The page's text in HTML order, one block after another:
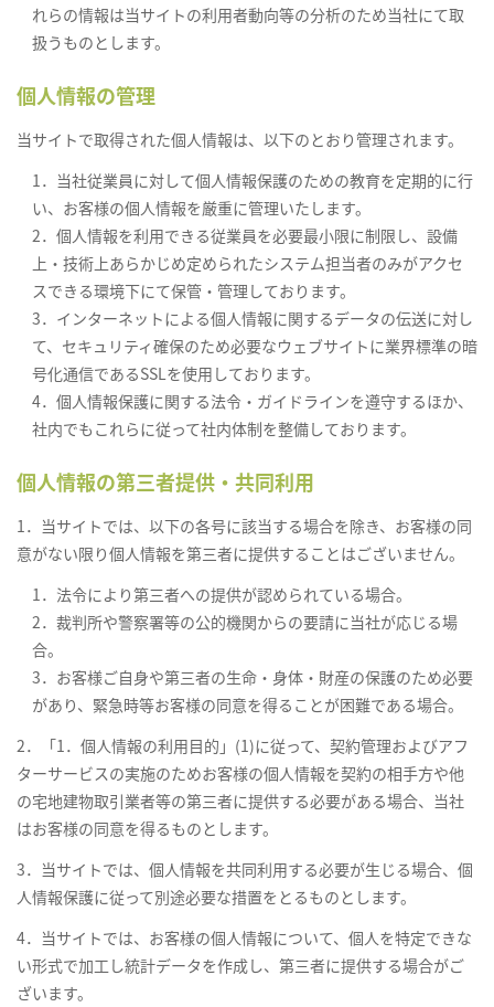
れらの情報は当サイトの利用者動向等の分析のため当社にて取
扱うものとします。
個人情報の管理
当サイトで取得された個人情報は、以下のとおり管理されます。
1．当社従業員に対して個人情報保護のための教育を定期的に行
い、お客様の個人情報を厳重に管理いたします。
2．個人情報を利用できる従業員を必要最小限に制限し、設備
上・技術上あらかじめ定められたシステム担当者のみがアクセ
スできる環境下にて保管・管理しております。
3．インターネットによる個人情報に関するデータの伝送に対し
て、セキュリティ確保のため必要なウェブサイトに業界標準の暗
号化通信であるSSLを使用しております。
4．個人情報保護に関する法令・ガイドラインを遵守するほか、
社内でもこれらに従って社内体制を整備しております。
個人情報の第三者提供・共同利用
1．当サイトでは、以下の各号に該当する場合を除き、お客様の同
意がない限り個人情報を第三者に提供することはございません。
1．法令により第三者への提供が認められている場合。
2．裁判所や警察署等の公的機関からの要請に当社が応じる場
合。
3．お客様ご自身や第三者の生命・身体・財産の保護のため必要
があり、緊急時等お客様の同意を得ることが困難である場合。
2．「1．個人情報の利用目的」(1)に従って、契約管理およびアフ
ターサービスの実施のためお客様の個人情報を契約の相手方や他
の宅地建物取引業者等の第三者に提供する必要がある場合、当社
はお客様の同意を得るものとします。
3．当サイトでは、個人情報を共同利用する必要が生じる場合、個
人情報保護に従って別途必要な措置をとるものとします。
4．当サイトでは、お客様の個人情報について、個人を特定できな
い形式で加工し統計データを作成し、第三者に提供する場合がご
ざいます。